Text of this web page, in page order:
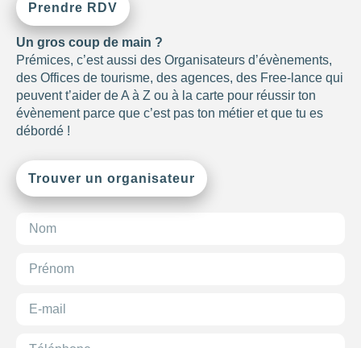
Prendre RDV
Un gros coup de main ?
Prémices, c’est aussi des Organisateurs d’évènements,
des Offices de tourisme, des agences, des Free-lance qui
peuvent t’aider de A à Z ou à la carte pour réussir ton
évènement parce que c’est pas ton métier et que tu es
débordé !
Trouver un organisateur
-1 —8000
CONSEILLÉ
POUR
Choisir